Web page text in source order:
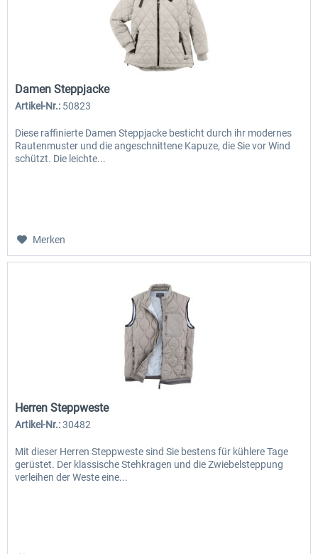
Damen Steppjacke
Artikel-Nr.: 50823
Diese raffinierte Damen Steppjacke besticht durch ihr modernes
Rautenmuster und die angeschnittene Kapuze, die Sie vor Wind
schützt. Die leichte...
Merken
Herren Steppweste
Artikel-Nr.:30482
Mit dieser Herren Steppweste sind Sie bestens für kühlere Tage
gerüstet. Der klassische Stehkragen und die Zwiebelsteppung
verleihen der Weste eine...